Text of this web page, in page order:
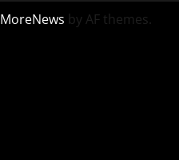
MoreNews by AF themes.